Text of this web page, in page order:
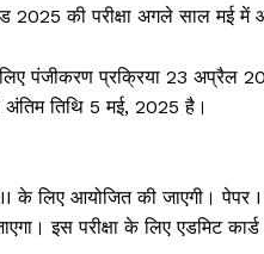
की परीक्षा अगले साल मई में
पंजीकरण प्रक्रिया 23
तिथि 5 मई, 2025 है।
II के लिए आयोजित की जाएगी।
इस परीक्षा के लिए एडमिट